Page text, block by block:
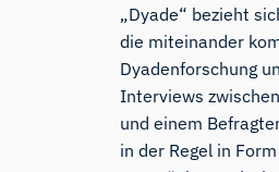
„Dyade“ bezieht
die miteinander
Dyadenforschung
Interviews
und einem
in der Regel in
iMotions
Produkten, Sensoren,
beschreiben Sie, was Sie
Ich schlage nützliche nächste
auf dem, was Sie